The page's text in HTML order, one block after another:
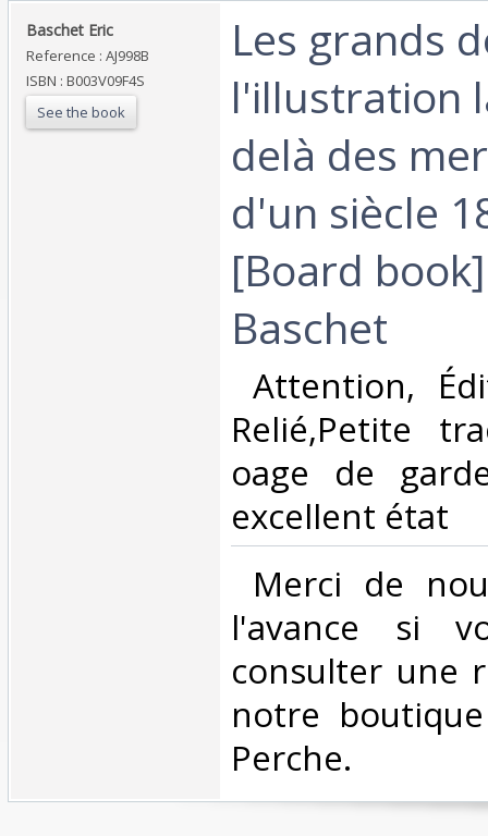
‎Baschet Eric ‎
Reference : AJ998B
ISBN : B003V09F4S
See the book
‎Les grands
l'illustration
delà des
d'un siècle
[Board
Baschet‎
Attention,
Relié,Petite
oage de
excellent état ‎
Merci de
l'avance si
consulter une
notre
Perche.‎